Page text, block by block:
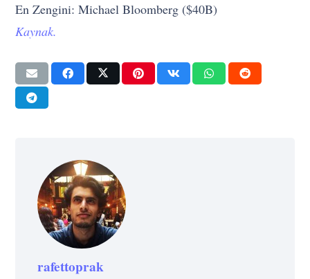
En Zengini: Michael Bloomberg ($40B)
Kaynak.
rafettoprak